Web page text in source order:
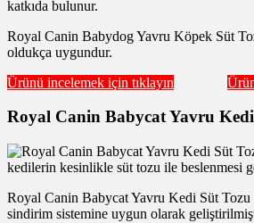
katkıda bulunur.
Royal Canin Babydog Yavru Köpek Süt
oldukça uygundur.
Ürünü incelemek için tıklayın
Royal Canin Babycat Yavru
kedilerin kesinlikle süt tozu ile beslenmesi
Royal Canin Babycat Yavru Kedi Süt Tozu
sindirim sistemine uygun olarak